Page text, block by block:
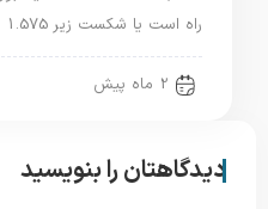
راه است یا شکست زیر 1.575 چراغ قرمز را روشن می کند؟
2 ماه پیش
دیدگاهتان را بنویسید